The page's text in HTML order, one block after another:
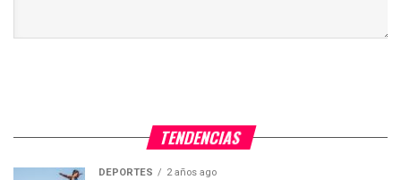
TENDENCIAS
DEPORTES 2 años ago